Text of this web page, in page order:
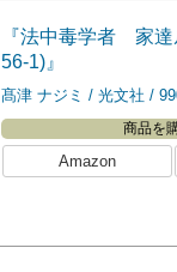
『法中毒学者 家達
56-1)』
髙津 ナジミ 光文社
商品を
Amazon